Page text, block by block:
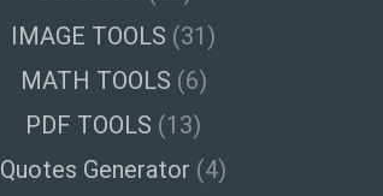
IMAGE TOOLS (31)
MATH TOOLS (6)
PDF TOOLS (13)
Quotes Generator (4)